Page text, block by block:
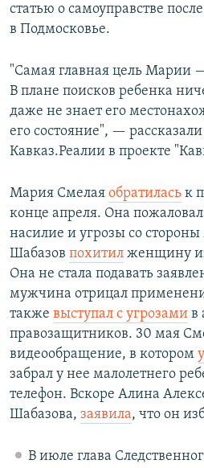
статью о самоуправстве
в Подмосковье.
"Самая главная цель Марии
В плане поисков ребенка
даже не знает его
его состояние", —
Кавказ.Реалии в проекте
Мария Смелая обратилась к
конце апреля. Она
насилие и угрозы со
Шабазов похитил женщину
Она не стала подавать
мужчина отрицал
также выступал с угрозами в
правозащитников. 30 мая
видеообращение, в котором
забрал у нее малолетнего
телефон. Вскоре Алина
Шабазова, заявила, что он
В июле глава